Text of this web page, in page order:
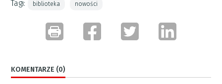
Tagi: biblioteka nowości
KOMENTARZE (0)